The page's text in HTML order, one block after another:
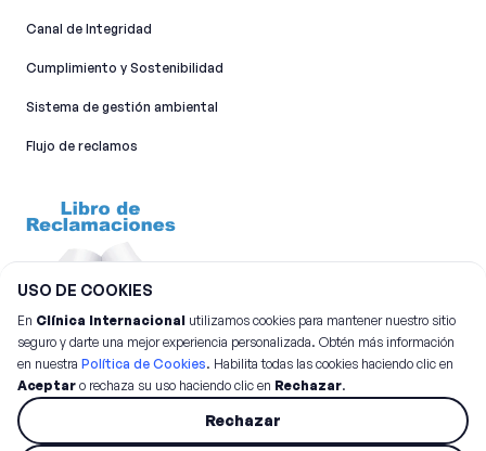
Canal de Integridad​
Cumplimiento y Sostenibilidad
Sistema de gestión ambiental
Flujo de reclamos
©2026Clínica Internacional.
Todos los derechos reservados
USO DE COOKIES
En Clínica Internacional utilizamos cookies para mantener nuestro sitio
seguro y darte una mejor experiencia personalizada. Obtén más información
en nuestra Política de Cookies. Habilita todas las cookies haciendo clic en
Aceptar o rechaza su uso haciendo clic en Rechazar.
Rechazar